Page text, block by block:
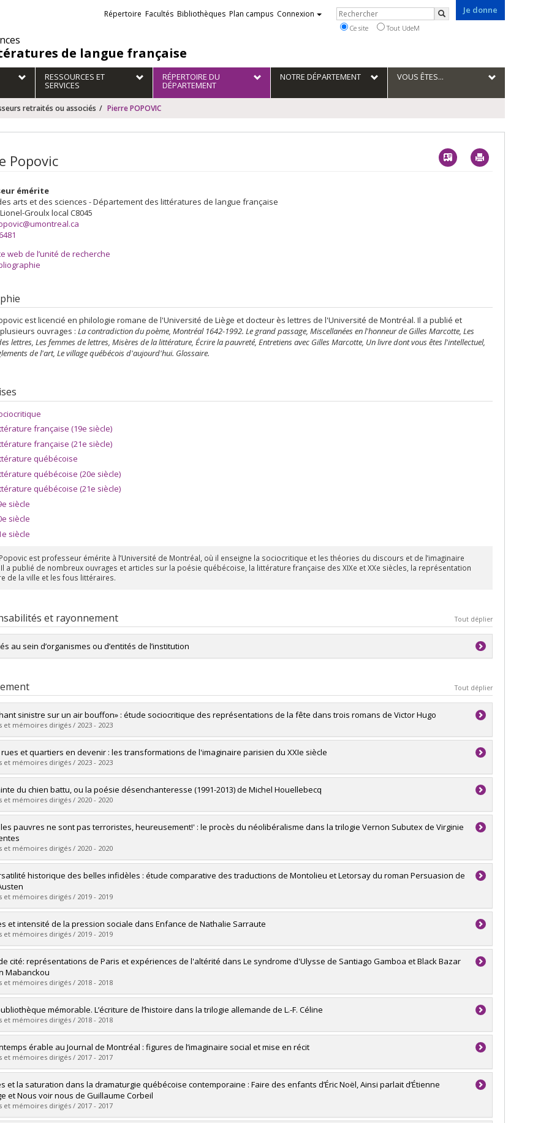
de langue française
Je donne
Liens
externes
Répertoire Facultés Bibliothèques Plan campus Connexion Rechercher
Rechercher
Ce site Tout UdeM
RESSOURCES ET
SERVICES
RÉPERTOIRE DU
DÉPARTEMENT
NOTRE DÉPARTEMENT VOUS ÊTES...
retraités ou associés Pierre POPOVIC
Popovic Vcard
émérite
arts et des sciences - Département des littératures de langue française
Groulxlocal C8045
web de l’unité de recherche
est licencié en philologie romane de l'Université de Liège et docteur ès lettres de l'Université de Montréal. Il a publié et
ouvrages : La contradiction du poème, Montréal 1642-1992. Le grand passage, Miscellanées en l'honneur de Gilles Marcotte, Les
lettres, Les femmes de lettres, Misères de la littérature, Écrire la pauvreté, Entretiens avec Gilles Marcotte, Un livre dont vous êtes l'intellectuel,
de l'art, Le village québécois d'aujourd'hui. Glossaire.
française (19e siècle)
française (21e siècle)
québécoise
québécoise (20e siècle)
québécoise (21e siècle)
siècle
siècle
siècle
est professeur émérite à l’Université de Montréal, où il enseigne la sociocritique et les théories du discours et de l’imaginaire
a publié de nombreux ouvrages et articles sur la poésie québécoise, la littérature française des XIXe et XXe siècles, la représentation
de la ville et les fous littéraires.
et rayonnement Tout déplier
au sein d’organismes ou d’entités de l’institution
Tout déplier
sinistre sur un air bouffon» : étude sociocritique des représentations de la fête dans trois romans de Victor Hugo
et mémoires dirigés / 2023 - 2023
:Marcotte, Viviane
Doctorat
obtenu :Ph. D.
le document dans Papyrus
et quartiers en devenir : les transformations de l'imaginaire parisien du XXIe siècle
et mémoires dirigés / 2023 - 2023
: Astier-Perret, Sandrine
Doctorat
obtenu :Ph. D.
le document dans Papyrus
du chien battu, ou la poésie désenchanteresse (1991-2013) de Michel Houellebecq
et mémoires dirigés / 2020 - 2020
:Sultan, Martin
Maîtrise
obtenu :M.A.
le document dans Papyrus
pauvres ne sont pas terroristes, heureusement!' : le procès du néolibéralisme dans la trilogie Vernon Subutex de Virginie
et mémoires dirigés / 2020 - 2020
: Giguère, Sara
Maîtrise
obtenu :M.A.
le document dans Papyrus
historique des belles infidèles : étude comparative des traductions de Montolieu et Letorsay du roman Persuasion de
et mémoires dirigés / 2019 - 2019
:Cherrier, Ursula S.
Maîtrise
obtenu :M.A.
le document dans Papyrus
et intensité de la pression sociale dans Enfance de Nathalie Sarraute
et mémoires dirigés / 2019 - 2019
:Chagnon, Arianne
Maîtrise
obtenu :M.A.
le document dans Papyrus
cité: représentations de Paris et expériences de l'altérité dans Le syndrome d'Ulysse de Santiago Gamboa et Black Bazar
Mabanckou
et mémoires dirigés / 2018 - 2018
:Lecompte, Maxime
Maîtrise
obtenu :M.A.
le document dans Papyrus
mémorable. L’écriture de l’histoire dans la trilogie allemande de L.-F. Céline
et mémoires dirigés / 2018 - 2018
: Wesley, Bernabé
Doctorat
obtenu :Ph. D.
le document dans Papyrus
érable au Journal de Montréal : figures de l’imaginaire social et mise en récit
et mémoires dirigés / 2017 - 2017
:Roy, Jean-Philippe
Maîtrise
obtenu :M.A.
le document dans Papyrus
et la saturation dans la dramaturgie québécoise contemporaine : Faire des enfants d’Éric Noël, Ainsi parlait d’Étienne
et Nous voir nous de Guillaume Corbeil
et mémoires dirigés / 2017 - 2017